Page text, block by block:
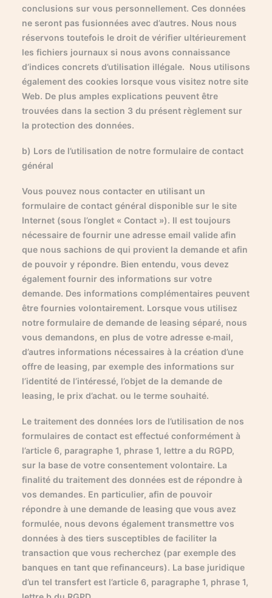
conclusions sur vous personnellement. Ces données
ne seront pas fusionnées avec d’autres. Nous nous
réservons toutefois le droit de vérifier ultérieurement
les fichiers journaux si nous avons connaissance
d’indices concrets d’utilisation illégale. Nous utilisons
également des cookies lorsque vous visitez notre site
Web. De plus amples explications peuvent être
trouvées dans la section 3 du présent règlement sur
la protection des données.
b) Lors de l’utilisation de notre formulaire de contact
général
Vous pouvez nous contacter en utilisant un
formulaire de contact général disponible sur le site
Internet (sous l’onglet « Contact »). Il est toujours
nécessaire de fournir une adresse email valide afin
que nous sachions de qui provient la demande et afin
de pouvoir y répondre. Bien entendu, vous devez
également fournir des informations sur votre
demande. Des informations complémentaires peuvent
être fournies volontairement. Lorsque vous utilisez
notre formulaire de demande de leasing séparé, nous
vous demandons, en plus de votre adresse e-mail,
d’autres informations nécessaires à la création d’une
offre de leasing, par exemple des informations sur
l’identité de l’intéressé, l’objet de la demande de
leasing, le prix d’achat. ou le terme souhaité.
Le traitement des données lors de l’utilisation de nos
formulaires de contact est effectué conformément à
l’article 6, paragraphe 1, phrase 1, lettre a du RGPD,
sur la base de votre consentement volontaire. La
finalité du traitement des données est de répondre à
vos demandes. En particulier, afin de pouvoir
répondre à une demande de leasing que vous avez
formulée, nous devons également transmettre vos
données à des tiers susceptibles de faciliter la
transaction que vous recherchez (par exemple des
banques en tant que refinanceurs). La base juridique
d’un tel transfert est l’article 6, paragraphe 1, phrase 1,